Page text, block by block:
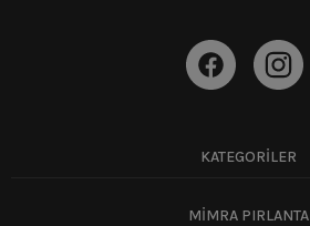
KATEGORİLER
MİMRA PIRLANTA